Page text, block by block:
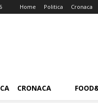
Home Politica Cronaca
CRONACA